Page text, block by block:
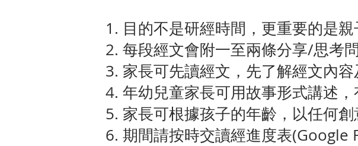
目的不是研經時間，更重要的是
每段經文會附一至兩條分享/思考
家長可先讀經文，先了解經文內
年幼兒童家長可用故事形式講述
家長可根據孩子的年齡，以任何
期間請按時交讀經進度表(Google